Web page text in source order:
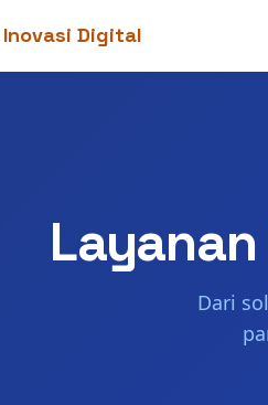
Inovasi Digital
Dari